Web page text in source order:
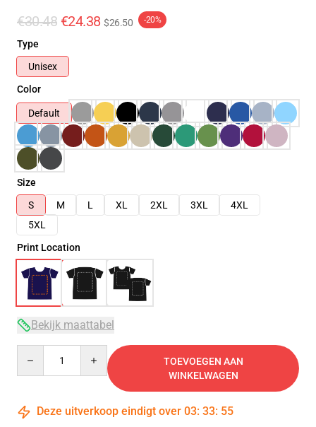
€30.48 €24.38 $26.50 -20%
Type
Unisex
Color
Default
Size
S
M L XL 2XL 3XL
4XL
5XL
Print Location
Bekijk maattabel
TOEVOEGEN AAN
WINKELWAGEN
Deze uitverkoop eindigt over 03: 33: 54